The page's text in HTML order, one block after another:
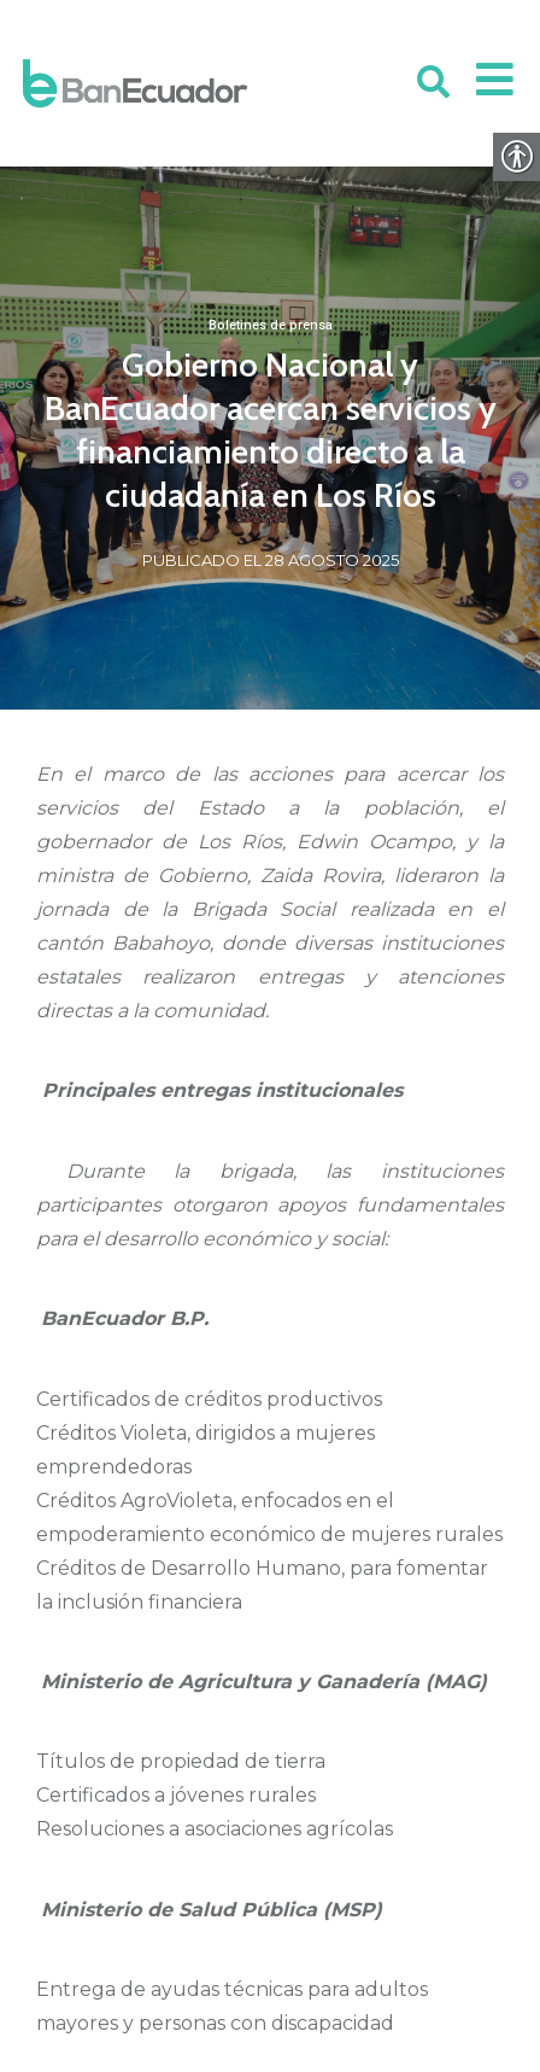
Boletines de prensa
Gobierno Nacional y
BanEcuador acercan servicios y
financiamiento directo a la
ciudadanía en Los Ríos
PUBLICADO EL 28 AGOSTO 2025
En el marco de las acciones para acercar los
servicios del Estado a la población, el
gobernador de Los Ríos, Edwin Ocampo, y la
ministra de Gobierno, Zaida Rovira, lideraron la
jornada de la Brigada Social realizada en el
cantón Babahoyo, donde diversas instituciones
estatales realizaron entregas y atenciones
directas a la comunidad.
Principales entregas institucionales
Durante la brigada, las instituciones
participantes otorgaron apoyos fundamentales
para el desarrollo económico y social:
BanEcuador B.P.
Certificados de créditos productivos
Créditos Violeta, dirigidos a mujeres
emprendedoras
Créditos AgroVioleta, enfocados en el
empoderamiento económico de mujeres rurales
Créditos de Desarrollo Humano, para fomentar
la inclusión financiera
Ministerio de Agricultura y Ganadería (MAG)
Títulos de propiedad de tierra
Certificados a jóvenes rurales
Resoluciones a asociaciones agrícolas
Ministerio de Salud Pública (MSP)
Entrega de ayudas técnicas para adultos
mayores y personas con discapacidad